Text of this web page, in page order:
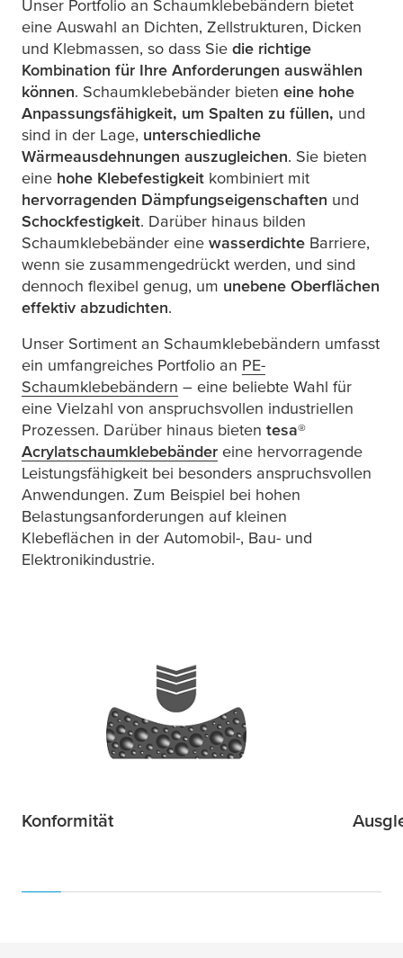
Unser Portfolio an Schaumklebebändern bietet
eine Auswahl an Dichten, Zellstrukturen, Dicken
und Klebmassen, so dass Sie die richtige
Kombination für Ihre Anforderungen auswählen
können. Schaumklebebänder bieten eine hohe
Anpassungsfähigkeit, um Spalten zu füllen, und
sind in der Lage, unterschiedliche
Wärmeausdehnungen auszugleichen. Sie bieten
eine hohe Klebefestigkeit kombiniert mit
hervorragenden Dämpfungseigenschaften und
Schockfestigkeit. Darüber hinaus bilden
Schaumklebebänder eine wasserdichte Barriere,
wenn sie zusammengedrückt werden, und sind
dennoch flexibel genug, um unebene Oberflächen
effektiv abzudichten.
Unser Sortiment an Schaumklebebändern umfasst
ein umfangreiches Portfolio an PE-
Schaumklebebändern – eine beliebte Wahl für
eine Vielzahl von anspruchsvollen industriellen
Prozessen. Darüber hinaus bieten tesa®
Acrylatschaumklebebänder eine hervorragende
Leistungsfähigkeit bei besonders anspruchsvollen
Anwendungen. Zum Beispiel bei hohen
Belastungsanforderungen auf kleinen
Klebeflächen in der Automobil-, Bau- und
Elektronikindustrie.
Konformität